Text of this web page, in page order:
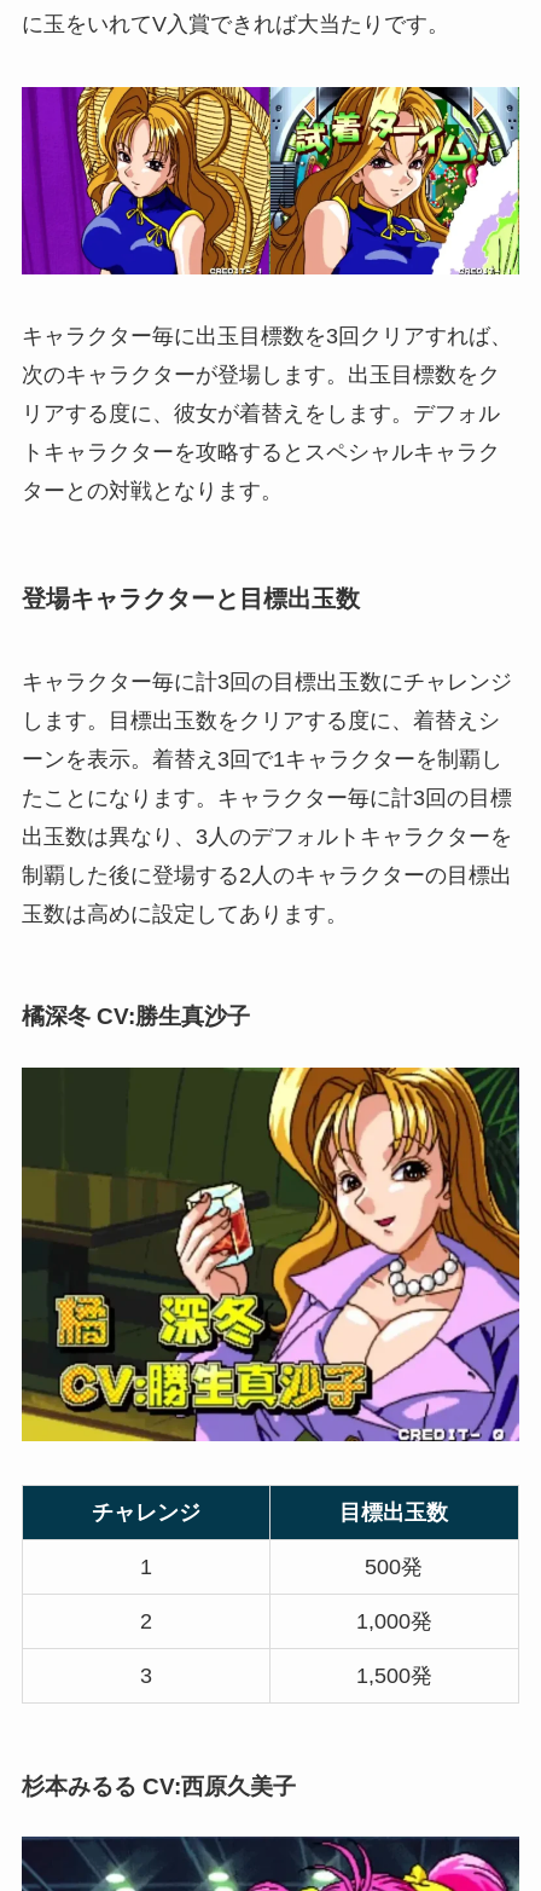
に玉をいれてV入賞できれば大当たりです。
キャラクター毎に出玉目標数を3回クリアすれば、
次のキャラクターが登場します。出玉目標数をク
リアする度に、彼女が着替えをします。デフォル
トキャラクターを攻略するとスペシャルキャラク
ターとの対戦となります。
登場キャラクターと目標出玉数
キャラクター毎に計3回の目標出玉数にチャレンジ
します。目標出玉数をクリアする度に、着替えシ
ーンを表示。着替え3回で1キャラクターを制覇し
たことになります。キャラクター毎に計3回の目標
出玉数は異なり、3人のデフォルトキャラクターを
制覇した後に登場する2人のキャラクターの目標出
玉数は高めに設定してあります。
橘深冬 CV:勝生真沙子
チャレンジ 目標出玉数
1 500発
2 1,000発
3 1,500発
杉本みるる CV:西原久美子